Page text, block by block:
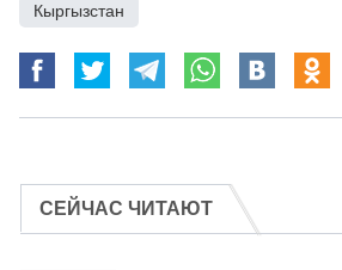
Кыргызстан
СЕЙЧАС ЧИТАЮТ